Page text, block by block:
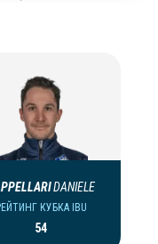
DANIELE
КУБКА IBU
54